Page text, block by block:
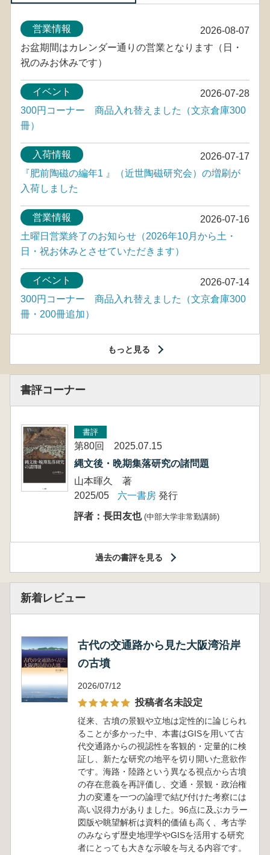
2026-08-07
営業情報
お盆期間はカレンダー通りの営業となります（日・
祝のみお休みです）
2026-07-28
イベント
300円コーナー 商品入れ替えました（文京倉庫300
冊）
2026-07-17
入荷情報
『肥前陶磁の編年1 』（近世陶磁研究会）の増刷が
入荷しました
2026-07-16
営業情報
土曜日営業終了のお知らせ（2026年10月から土・
日・祝お休みとさせていただきます）
2026-07-14
イベント
300円コーナー 商品入れ替えました（文京倉庫300
冊・200冊追加）
もっと見る
書評コーナー
書評
第80回 2025.07.15
縄文後・晩期集落研究の諸問題
山本暉久 著
2025/05
六一書房 発行
評者：長田友也 (中部大学非常勤講師)
過去の書評を見る
新着レビュー
古代の交通路から見た大阪湾沿岸
の古墳
2026/07/12
投稿者名未設定
従来、古墳の景観や立地は定性的に論じられ
ることが多かった中、本書はGISを用いて古
代交通路からの視認性を客観的・定量的に検
証し、新たな研究の地平を切り開いた意欲作
です。海路・陸路という異なる視点から古墳
の存在意義を再評価し、交通・景観・政治権
力の変遷を一つの論理で結び付けた考察には
高い説得力がありました。96点に及ぶカラー
図版や眺望解析は資料的価値も高く、考古学
のみならず歴史地理学やGISを活用する研究
者にとっても大きな示唆を与える内容です。